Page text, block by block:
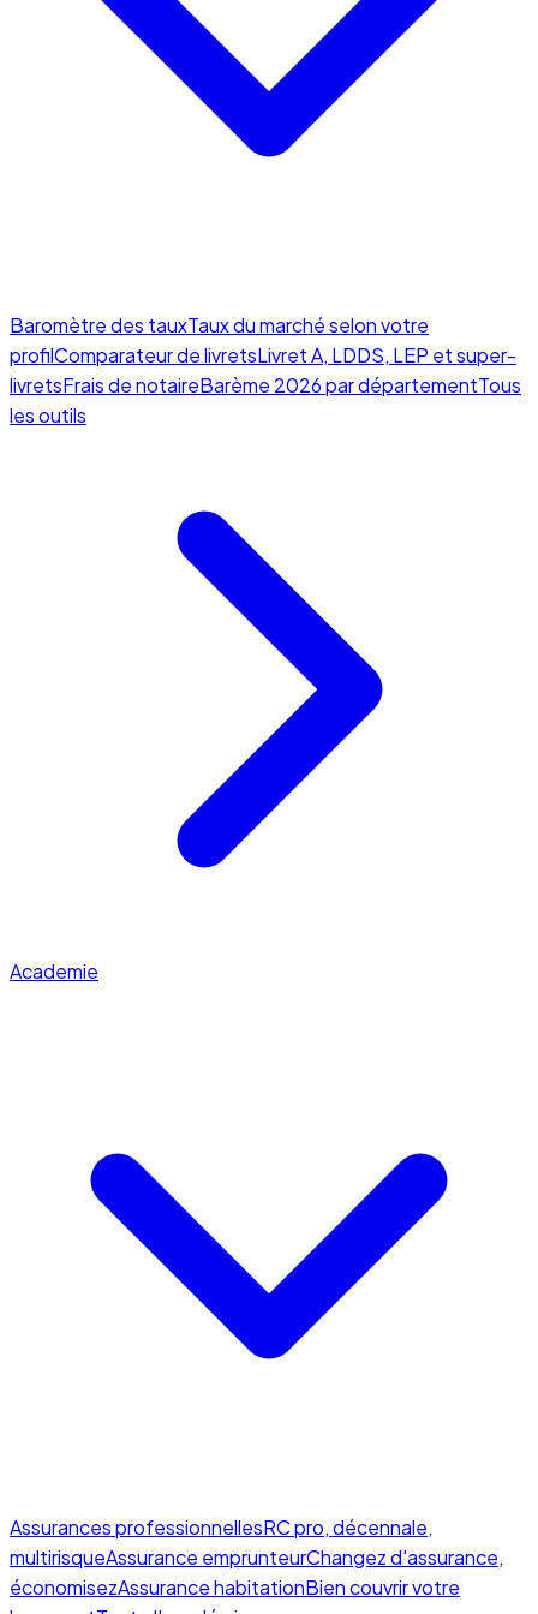
Baromètre des tauxTaux du marché selon votre
profilComparateur de livretsLivret A, LDDS, LEP et super-
livretsFrais de notaireBarème 2026 par départementTous
les outils
Academie
Assurances professionnellesRC pro, décennale,
multirisqueAssurance emprunteurChangez d'assurance,
économisezAssurance habitationBien couvrir votre